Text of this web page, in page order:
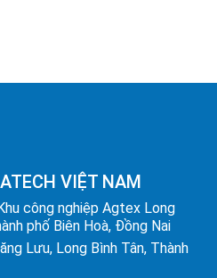
VIỆT NAM
công nghiệp Agtex Long
phố Biên Hoà, Đồng Nai
Lưu, Long Bình Tân, Thành